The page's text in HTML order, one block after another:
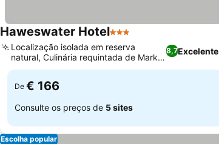
Haweswater Hotel3 Estrelas
8,7Excelente
Localização isolada em reserva
natural, Culinária requintada de Mark
Greenaway
De € 166
Consulte os preços de 5 sites
Escolha popular